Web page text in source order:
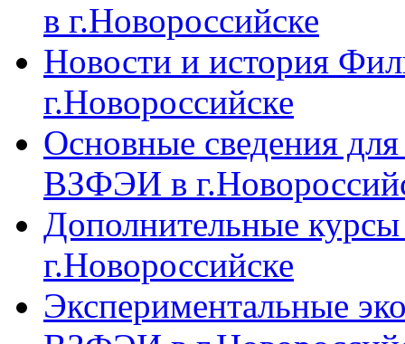
в г.Новороссийске
Новости и история
г.Новороссийске
Основные сведения
ВЗФЭИ в
Дополнительные
г.Новороссийске
Экспериментальные